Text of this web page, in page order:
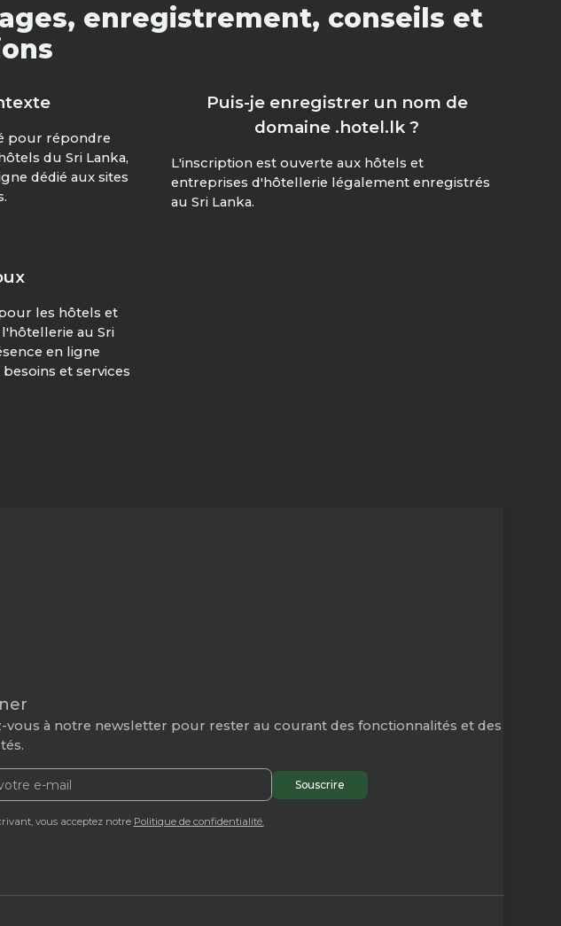
enregistrement, conseils et
pour répondre
du Sri Lanka,
dédié aux sites
Puis-je enregistrer un nom de
domaine .hotel.lk ?
L'inscription est ouverte aux hôtels et
entreprises d'hôtellerie légalement enregistrés
au Sri Lanka.
les hôtels et
au Sri
en ligne
et services
vous à notre newsletter pour rester au courant des fonctionnalités et des
vous acceptez notre Politique de confidentialité.